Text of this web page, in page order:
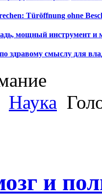
Türöffnung ohne
мощный инструмент и
здравому смыслу для
Наука
и